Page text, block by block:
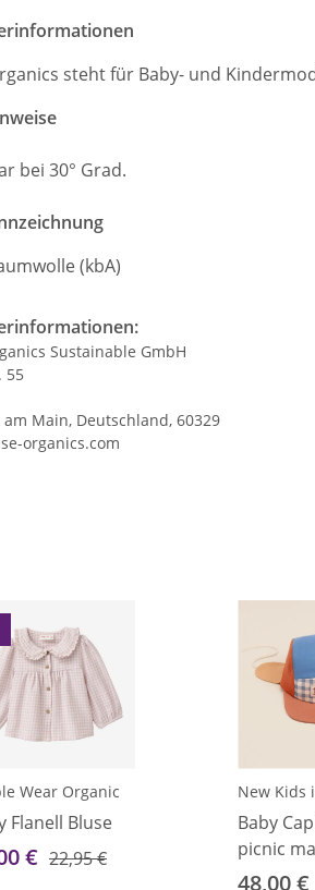
steht für Baby- und
bei 30° Grad.
(kbA)
Sustainable GmbH
55
Main, Deutschland, 60329
organics.com
Wear Organic
Flanell Bluse
€ 22,95 €
New Kids
Baby
picnic
48,00 €